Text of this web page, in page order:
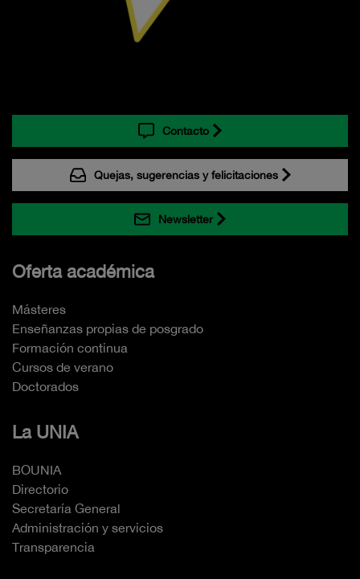
Contacto
Quejas, sugerencias y felicitaciones
Newsletter
Oferta académica
Másteres
Enseñanzas propias de posgrado
Formación continua
Cursos de verano
Doctorados
La UNIA
BOUNIA
Directorio
Secretaría General
Administración y servicios
Transparencia